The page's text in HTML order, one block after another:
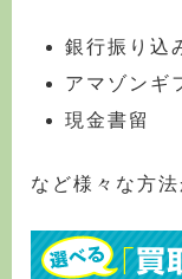
銀行振り込
アマゾンギ
現金書留
など様々な方